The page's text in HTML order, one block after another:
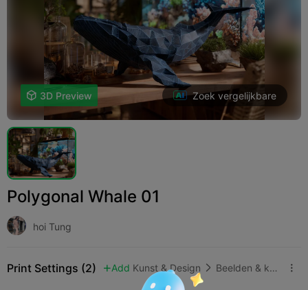
 3D Preview Zoek vergelijkbare
Polygonal Whale 01
hoi Tung
Print Settings (2)  Add Kunst & Design  Beelden & kunstwerken 